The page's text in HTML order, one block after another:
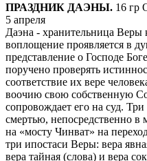
ПРАЗДНИК ДАЭНЫ. 16 гр
5 апреля
Даэна - хранительница Веры
воплощение проявляется в
представление о Господе
поручено проверять
соответствие их вере
воочию свою собственную
сопровождает его на суд. Три
смертью, непосредственно в
на «мосту Чинват» на
три ипостаси Веры: вера
вера тайная (слова) и вера